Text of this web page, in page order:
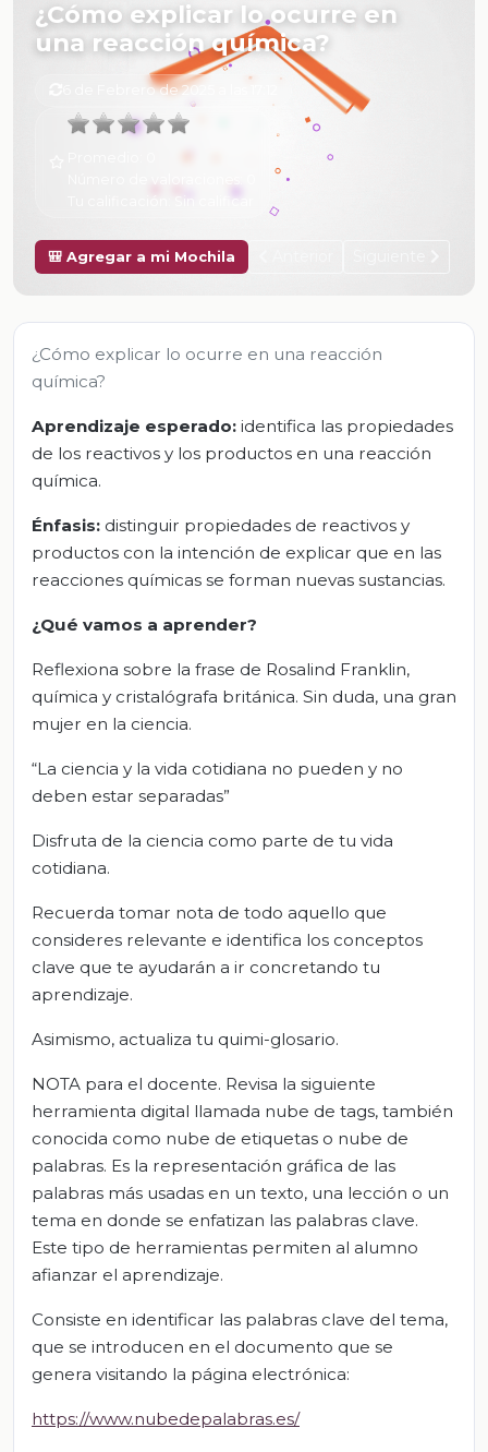
¿Cómo explicar lo ocurre en
una reacción química?
6 de Febrero de 2025 a las 17:12
Sin calificar
🎒 Agregar a mi Mochila
¿Cómo explicar lo ocurre en una reacción
química?
Aprendizaje esperado: identifica las propiedades
de los reactivos y los productos en una reacción
química.
Énfasis: distinguir propiedades de reactivos y
productos con la intención de explicar que en las
reacciones químicas se forman nuevas sustancias.
¿Qué vamos a aprender?
Reflexiona sobre la frase de Rosalind Franklin,
química y cristalógrafa británica. Sin duda, una gran
mujer en la ciencia.
“La ciencia y la vida cotidiana no pueden y no
deben estar separadas”
Disfruta de la ciencia como parte de tu vida
cotidiana.
Recuerda tomar nota de todo aquello que
consideres relevante e identifica los conceptos
clave que te ayudarán a ir concretando tu
aprendizaje.
Asimismo, actualiza tu quimi-glosario.
NOTA para el docente. Revisa la siguiente
herramienta digital llamada nube de tags, también
conocida como nube de etiquetas o nube de
palabras. Es la representación gráfica de las
palabras más usadas en un texto, una lección o un
tema en donde se enfatizan las palabras clave.
Este tipo de herramientas permiten al alumno
afianzar el aprendizaje.
Consiste en identificar las palabras clave del tema,
que se introducen en el documento que se
genera visitando la página electrónica:
https://www.nubedepalabras.es/